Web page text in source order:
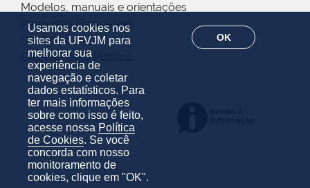
Usamos cookies nos
sites da UFVJM para
melhorar sua
experiência de
navegação e coletar
dados estatísticos. Para
ter mais informações
sobre como isso é feito,
acesse nossa Política
de Cookies. Se você
concorda com nosso
monitoramento de
cookies, clique em "OK".
OK
Modelos, manuais e orientações
Perguntas Frequentes
Contatos
Chamamento Público